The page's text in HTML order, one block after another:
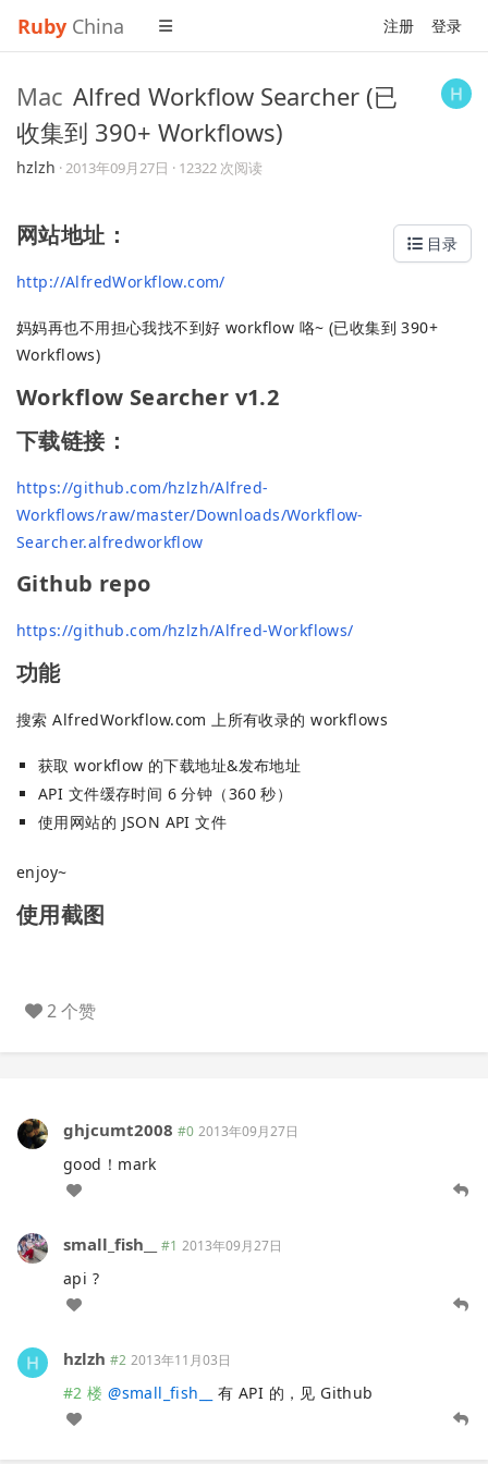
Ruby China 注册 登录
Mac Alfred Workflow Searcher (已
收集到 390+ Workflows)
hzlzh ·2013年09月27日 · 12322 次阅读
目录
网站地址：
http://AlfredWorkflow.com/
妈妈再也不用担心我找不到好 workflow 咯~ (已收集到 390+
Workflows)
Workflow Searcher v1.2
下载链接：
https://github.com/hzlzh/Alfred-
Workflows/raw/master/Downloads/Workflow-
Searcher.alfredworkflow
Github repo
https://github.com/hzlzh/Alfred-Workflows/
功能
搜索 AlfredWorkflow.com 上所有收录的 workflows
获取 workflow 的下载地址&发布地址
API 文件缓存时间 6 分钟（360 秒）
使用网站的 JSON API 文件
enjoy~
使用截图
2 个赞
ghjcumt2008 #0 2013年09月27日
good！mark
small_fish__ #1 2013年09月27日
api ?
hzlzh #2 2013年11月03日
#2 楼 @small_fish__ 有 API 的，见 Github